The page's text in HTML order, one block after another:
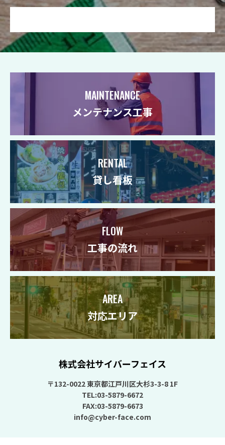
MAINTENANCE
メンテナンス工事
RENTAL
貸し看板
FLOW
工事の流れ
AREA
対応エリア
株式会社サイバーフェイス
〒132-0022 東京都江戸川区大杉3-3-8 1F
TEL:03-5879-6672
FAX:03-5879-6673
info@cyber-face.com